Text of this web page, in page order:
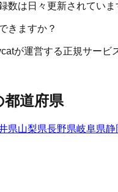
数は日々更新されてい
きますか？
が運営する正規サービ
都道府県
県山梨県長野県岐阜県静